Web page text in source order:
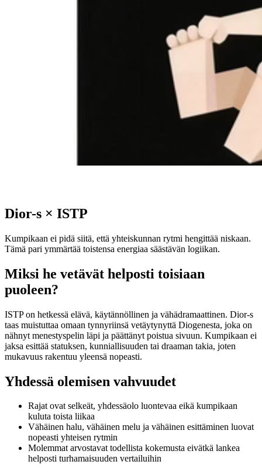
Dior-s × ISTP
Kumpikaan ei pidä siitä, että yhteiskunnan rytmi hengittää niskaan.
Tämä pari ymmärtää toistensa energiaa säästävän logiikan.
Miksi he vetävät helposti toisiaan
puoleen?
ISTP on hetkessä elävä, käytännöllinen ja vähädramaattinen. Dior-s
taas muistuttaa omaan tynnyriinsä vetäytynyttä Diogenesta, joka on
nähnyt menestyspelin läpi ja päättänyt poistua sivuun. Kumpikaan ei
jaksa esittää statuksen, kunniallisuuden tai draaman takia, joten
mukavuus rakentuu yleensä nopeasti.
Yhdessä olemisen vahvuudet
Rajat ovat selkeät, yhdessäolo luontevaa eikä kumpikaan
kuluta toista liikaa
Vähäinen halu, vähäinen melu ja vähäinen esittäminen luovat
nopeasti yhteisen rytmin
Molemmat arvostavat todellista kokemusta eivätkä lankea
helposti turhamaisuuden vertailuihin